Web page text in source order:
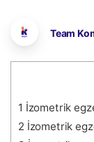
Team
1 İzometrik
2 İzometrik